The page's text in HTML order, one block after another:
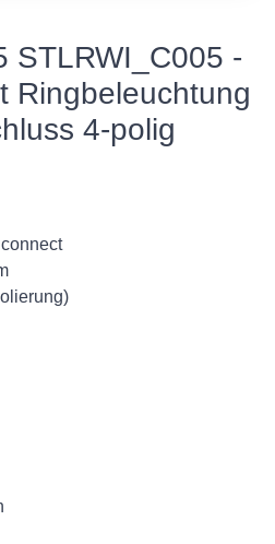
STLRWI_C005 -
Ringbeleuchtung
4-polig